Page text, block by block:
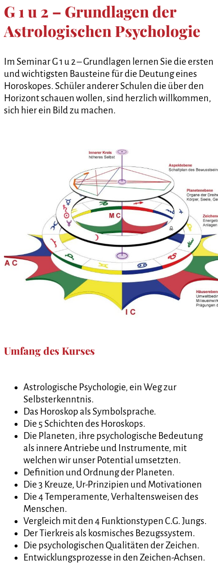
G 1 u 2 – Grundlagen der
Astrologischen Psychologie
Im Seminar G 1 u 2 – Grundlagen lernen Sie die ersten
und wichtigsten Bausteine für die Deutung eines
Horoskopes. Schüler anderer Schulen die über den
Horizont schauen wollen, sind herzlich willkommen,
sich hier ein Bild zu machen.
Umfang des Kurses
Astrologische Psychologie, ein Weg zur
Selbsterkenntnis.
Das Horoskop als Symbolsprache.
Die 5 Schichten des Horoskops.
Die Planeten, ihre psychologische Bedeutung
als innere Antriebe und Instrumente, mit
welchen wir unser Potential umsetzten.
Definition und Ordnung der Planeten.
Die 3 Kreuze, Ur-Prinzipien und Motivationen
Die 4 Temperamente, Verhaltensweisen des
Menschen.
Vergleich mit den 4 Funktionstypen C.G. Jungs.
Der Tierkreis als kosmisches Bezugssystem.
Die psychologischen Qualitäten der Zeichen.
Entwicklungsprozesse in den Zeichen-Achsen.